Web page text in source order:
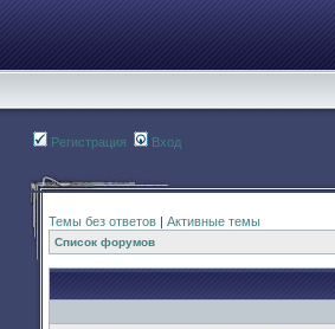
Регистрация Вход
Темы без ответов | Активные темы
Список форумов